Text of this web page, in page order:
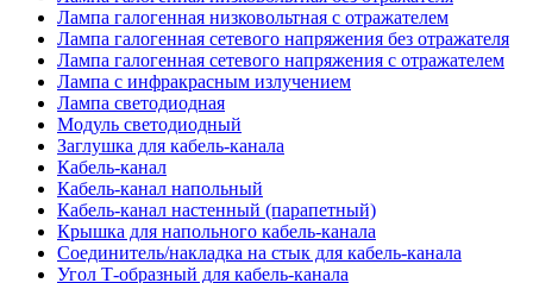
Лампа галогенная низковольтная с отражателем
Лампа галогенная сетевого напряжения без отражателя
Лампа галогенная сетевого напряжения с отражателем
Лампа с инфракрасным излучением
Лампа светодиодная
Модуль светодиодный
Заглушка для кабель-канала
Кабель-канал
Кабель-канал напольный
Кабель-канал настенный (парапетный)
Крышка для напольного кабель-канала
Соединитель/накладка на стык для кабель-канала
Угол Т-образный для кабель-канала